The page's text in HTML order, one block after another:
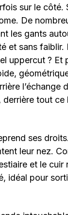
sur le
De
les gants
et sans faiblir.
uppercut ? Et
derrière tout
ses
leur nez.
et le cuir
idéal pour